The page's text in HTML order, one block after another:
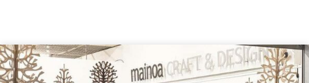
Siirry sisältöön